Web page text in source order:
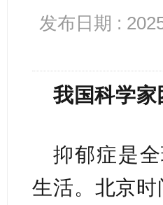
发布日期 :
我国科学
抑郁症是
生活。北京